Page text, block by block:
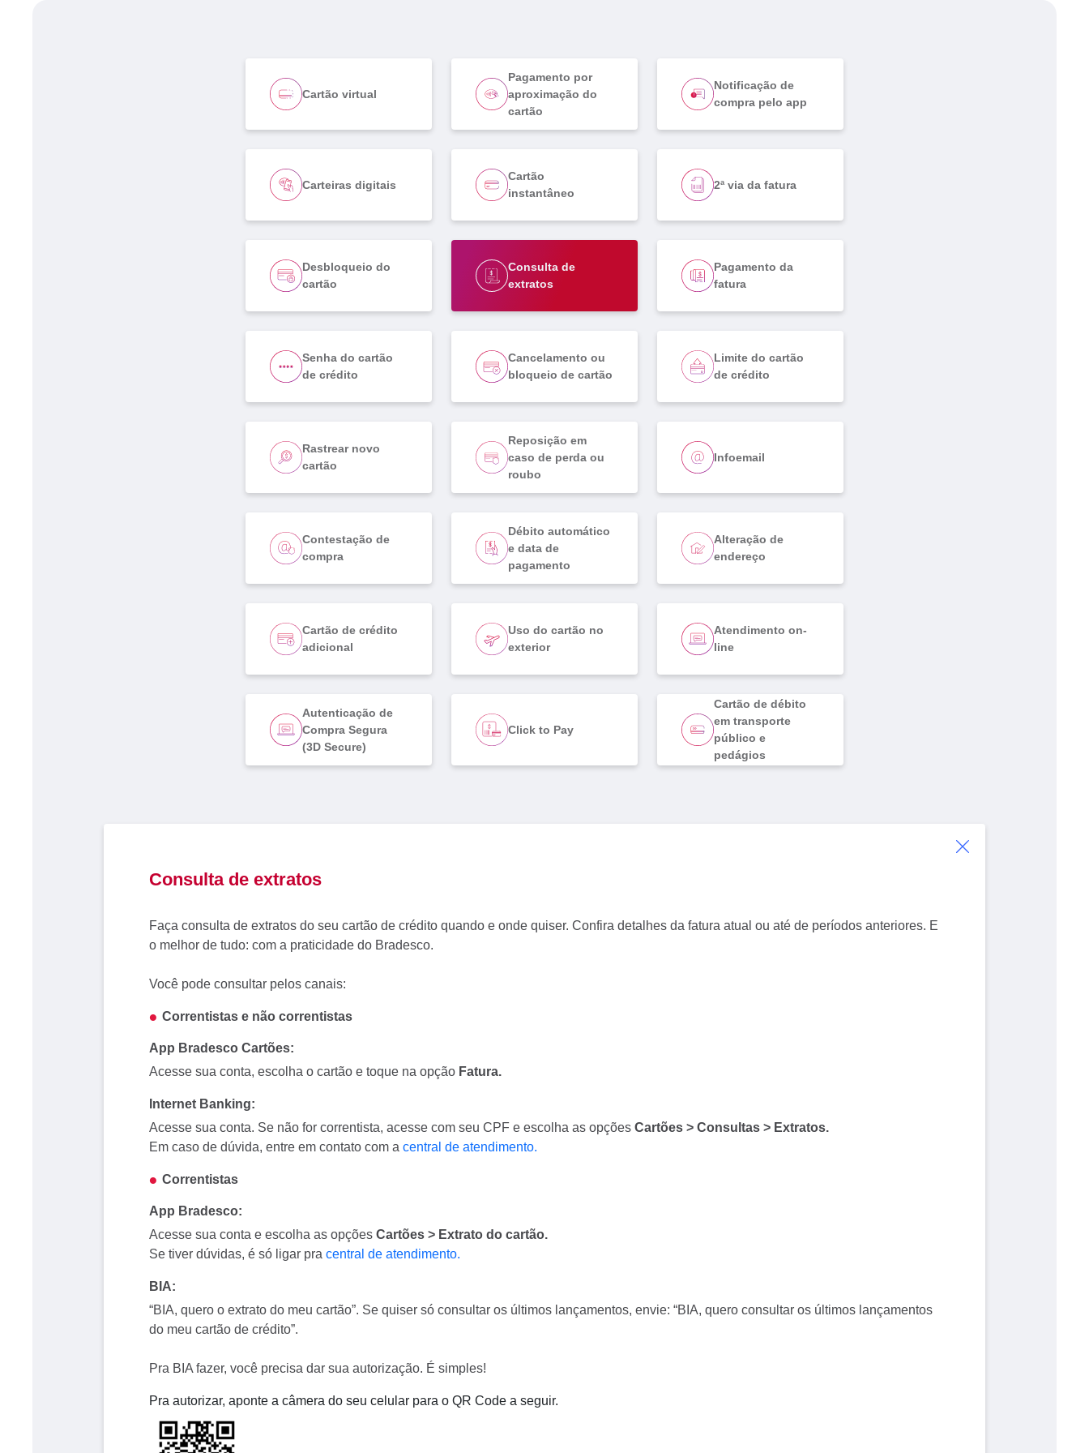
Cartão virtual
Pagamento por
aproximação do
cartão
Notificação de
compra pelo app
Carteiras digitais
Cartão
instantâneo
2ª via da fatura
Desbloqueio do
cartão
Consulta de
extratos
Pagamento da
fatura
Senha do cartão
de crédito
Cancelamento ou
bloqueio de cartão
Limite do cartão
de crédito
Rastrear novo
cartão
Reposição em
caso de perda ou
roubo
Infoemail
Contestação de
compra
Débito automático
e data de
pagamento
Alteração de
endereço
Cartão de crédito
adicional
Uso do cartão no
exterior
Atendimento on-
line
Autenticação de
Compra Segura
(3D Secure)
Click to Pay
Cartão de débito
em transporte
público e
pedágios
Consulta de extratos
Faça consulta de extratos do seu cartão de crédito quando e onde quiser. Confira detalhes da fatura atual ou até de períodos anteriores. E
o melhor de tudo: com a praticidade do Bradesco.
Você pode consultar pelos canais:
Correntistas e não correntistas
App Bradesco Cartões:
Acesse sua conta, escolha o cartão e toque na opção Fatura.
Internet Banking:
Acesse sua conta. Se não for correntista, acesse com seu CPF e escolha as opções Cartões > Consultas > Extratos.
Em caso de dúvida, entre em contato com a central de atendimento.
Correntistas
App Bradesco:
Acesse sua conta e escolha as opções Cartões > Extrato do cartão.
Se tiver dúvidas, é só ligar pra central de atendimento.
BIA:
“BIA, quero o extrato do meu cartão”. Se quiser só consultar os últimos lançamentos, envie: “BIA, quero consultar os últimos lançamentos
do meu cartão de crédito”.
Pra BIA fazer, você precisa dar sua autorização. É simples!
Pra autorizar, aponte a câmera do seu celular para o QR Code a seguir.